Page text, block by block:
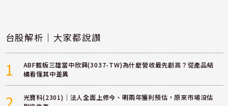
台股解析｜大家都說讚
1
ABF載板三雄當中欣興(3037-TW)為什麼營收最先創高？從產品結
構看懂其中差異
2
光寶科(2301)｜法人全面上修今、明兩年獲利預估，原來市場沒估